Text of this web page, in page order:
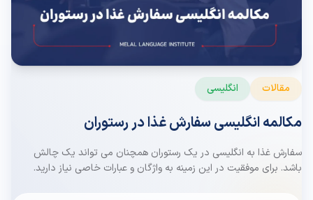
مقالات انگلیسی
مکالمه انگلیسی سفارش غذا در رستوران
سفارش غذا به انگلیسی در یک رستوران همچنان می تواند یک چالش
باشد. برای موفقیت در این زمینه به واژگان و عبارات خاصی نیاز دارید.